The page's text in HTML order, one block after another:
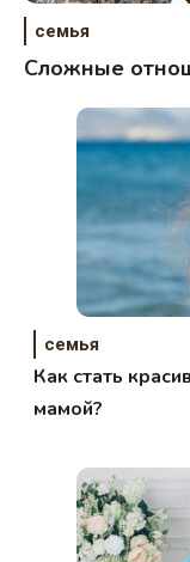
семья
Сложные
семья
Как стать
мамой?